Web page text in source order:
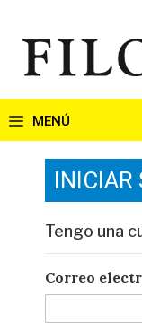
contenido
INICIAR
Tengo una
Correo